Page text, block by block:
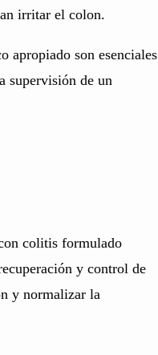
irritar el colon.
apropiado son esenciales
supervisión de un
colitis formulado
y control de
y normalizar la